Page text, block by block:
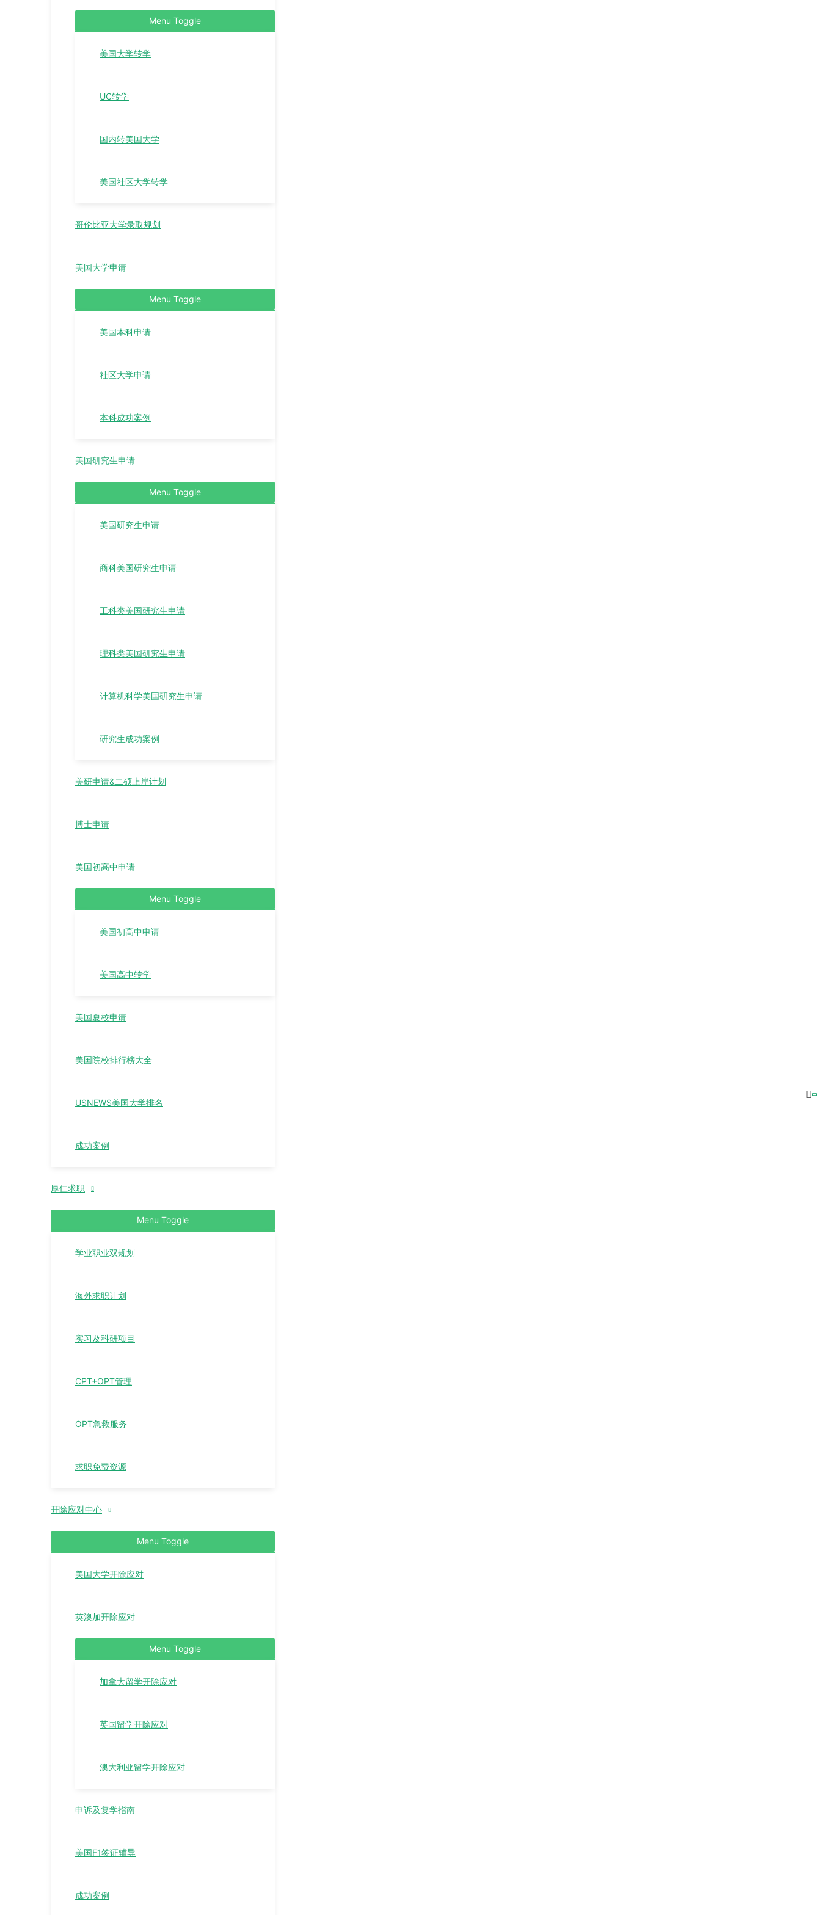
Menu Toggle
美国大学转学
UC转学
国内转美国大学
美国社区大学转学
哥伦比亚大学录取规划
美国大学申请
Menu Toggle
美国本科申请
社区大学申请
本科成功案例
美国研究生申请
Menu Toggle
美国研究生申请
商科美国研究生申请
工科类美国研究生申请
理科类美国研究生申请
计算机科学美国研究生申请
研究生成功案例
美研申请&二硕上岸计划
博士申请
美国初高中申请
Menu Toggle
美国初高中申请
美国高中转学
美国夏校申请
美国院校排行榜大全
USNEWS美国大学排名
成功案例
厚仁求职
Menu Toggle
学业职业双规划
海外求职计划
实习及科研项目
CPT+OPT管理
OPT急救服务
求职免费资源
开除应对中心
Menu Toggle
美国大学开除应对
英澳加开除应对
Menu Toggle
加拿大留学开除应对
英国留学开除应对
澳大利亚留学开除应对
申诉及复学指南
美国F1签证辅导
成功案例